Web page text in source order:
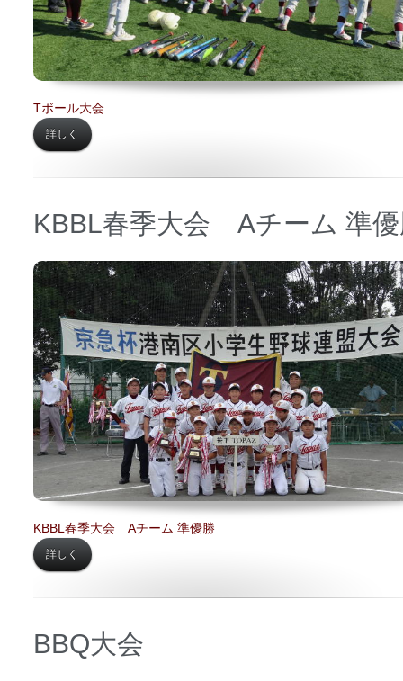
Tボール大会
詳しく
KBBL春季大会 Aチーム 準
日時 【 2019年07月21日】
場所 【中学予定地】
KBBL春季大会 Aチーム 準優勝
詳しく
BBQ大会